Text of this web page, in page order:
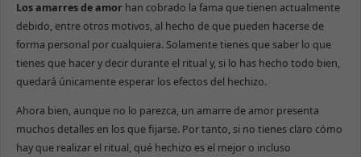
Los amarres de amorhan cobrado la fama que tienen actualmente
debido, entre otros motivos, al hecho de que pueden hacerse de
forma personal por cualquiera. Solamente tienes que saber lo que
tienes que hacer y decir durante el ritual y, si lo has hecho todo bien,
quedará únicamente esperar los efectos del hechizo.
Ahora bien, aunque no lo parezca, un amarre de amor presenta
muchos detalles en los que fijarse. Por tanto, si no tienes claro cómo
hay que realizar el ritual, qué hechizo es el mejor o incluso